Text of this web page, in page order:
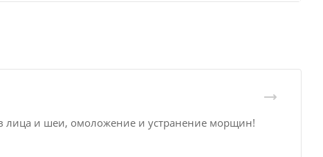
лица и шеи, омоложение и устранение морщин!